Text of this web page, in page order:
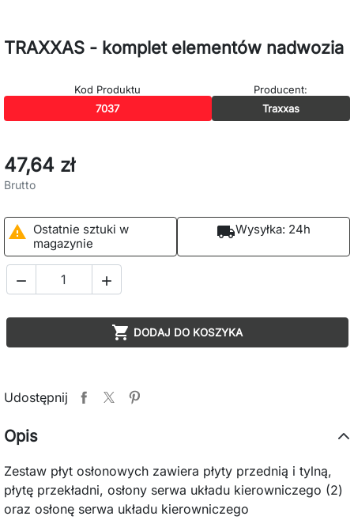
TRAXXAS - komplet elementów nadwozia
Kod Produktu
7037
Producent:
Traxxas
47,64 zł
Brutto

Ostatnie sztuki w
magazynie
local_shippingWysyłka: 24h
 
 DODAJ DO KOSZYKA
Udostępnij
Opis
Zestaw płyt osłonowych zawiera płyty przednią i tylną,
płytę przekładni, osłony serwa układu kierowniczego (2)
oraz osłonę serwa układu kierowniczego